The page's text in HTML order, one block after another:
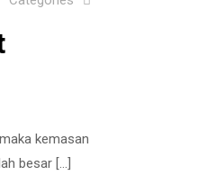
kemasan
besar[…]